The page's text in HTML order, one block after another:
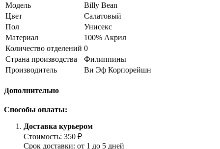
Модель
Billy Bean
Цвет
Салатовый
Пол
Унисекс
Материал
100% Акрил
Количество отделений 0
Страна производства
Филиппины
Производитель
Ви Эф Корпорейшн
Дополнительно
Способы оплаты:
Доставка курьером
Стоимость: 350 ₽
Срок доставки: от 1 до 5 дней